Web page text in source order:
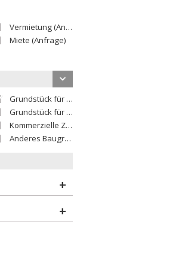
Vermietung (Angebot)
Miete (Anfrage)
Grundstück für Einfamilienhäuser
Grundstück für Versorgungseinrichtungen
Kommerzielle Zone
Anderes Baugrundstück